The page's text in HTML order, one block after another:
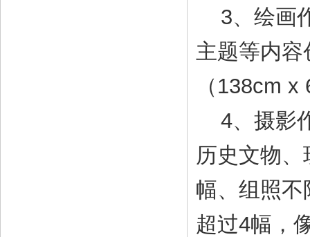
3、绘画
主题等内
（138cm
4、摄影
历史文物
幅、组照
超过4幅，